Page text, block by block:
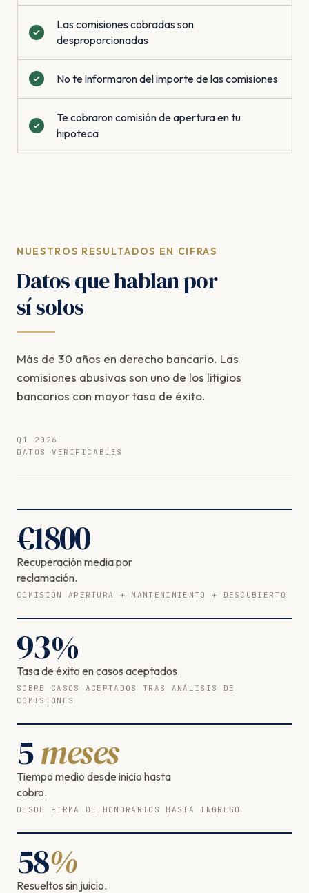
Las comisiones cobradas son
desproporcionadas
No te informaron del importe de las comisiones
Te cobraron comisión de apertura en tu
hipoteca
NUESTROS RESULTADOS EN CIFRAS
Datos que hablan por
sí solos
Más de 30 años en derecho bancario. Las
comisiones abusivas son uno de los litigios
bancarios con mayor tasa de éxito.
Q1 2026
DATOS VERIFICABLES
€1800
Recuperación media por
reclamación.
COMISIÓN APERTURA + MANTENIMIENTO + DESCUBIERTO
93%
Tasa de éxito en casos aceptados.
SOBRE CASOS ACEPTADOS TRAS ANÁLISIS DE
COMISIONES
5meses
Tiempo medio desde inicio hasta
cobro.
DESDE FIRMA DE HONORARIOS HASTA INGRESO
58%
Resueltos sin juicio.